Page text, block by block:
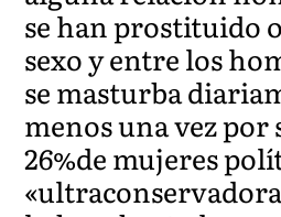
se han prostituido
sexo y entre los
se masturba
menos una vez por
26%de mujeres